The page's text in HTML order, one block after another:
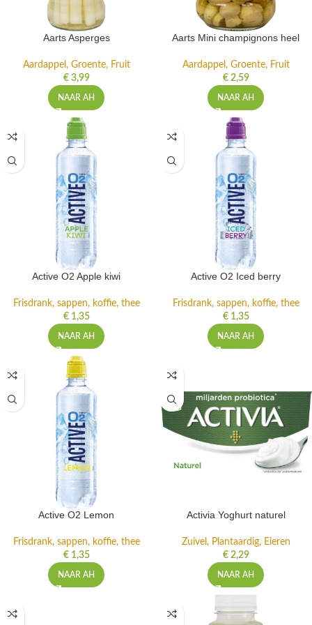
Aarts Asperges
Aardappel, Groente, Fruit
€3,99
NAAR AH
Aarts Mini champignons heel
Aardappel, Groente, Fruit
€2,59
NAAR AH
Active O2 Apple kiwi
Frisdrank, sappen, koffie, thee
€1,35
NAAR AH
Active O2 Iced berry
Frisdrank, sappen, koffie, thee
€1,35
NAAR AH
Active O2 Lemon
Frisdrank, sappen, koffie, thee
€1,35
NAAR AH
Activia Yoghurt naturel
Zuivel, Plantaardig, Eieren
€2,29
NAAR AH